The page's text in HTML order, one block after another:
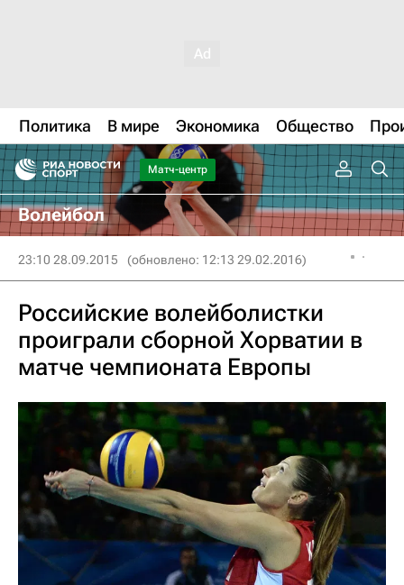
Политика В мире Экономика Общество
Матч-центр
Волейбол
23:10 28.09.2015 (обновлено: 12:13 29.02.2016)
Российские волейболистки
проиграли сборной Хорватии в
матче чемпионата Европы